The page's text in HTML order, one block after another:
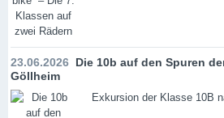
23.06.2026 Die 10b auf den Spuren
Göllheim
Exkursion der Klasse 10B